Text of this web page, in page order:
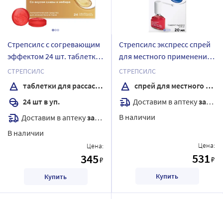
Стрепсилс с согревающим
эффектом 24 шт. таблетки
для рассасывания
СТРЕПСИЛС
таблетки для рассасывания
24 шт в уп.
Доставим в аптекузавтра
В наличии
Цена:
345₽
Купить
Стрепсилс экспресс спрей
для местного применения
20 мл
СТРЕПСИЛС
спрей для местного применения
Доставим в аптекузавтра
В наличии
Цена:
531₽
Купить